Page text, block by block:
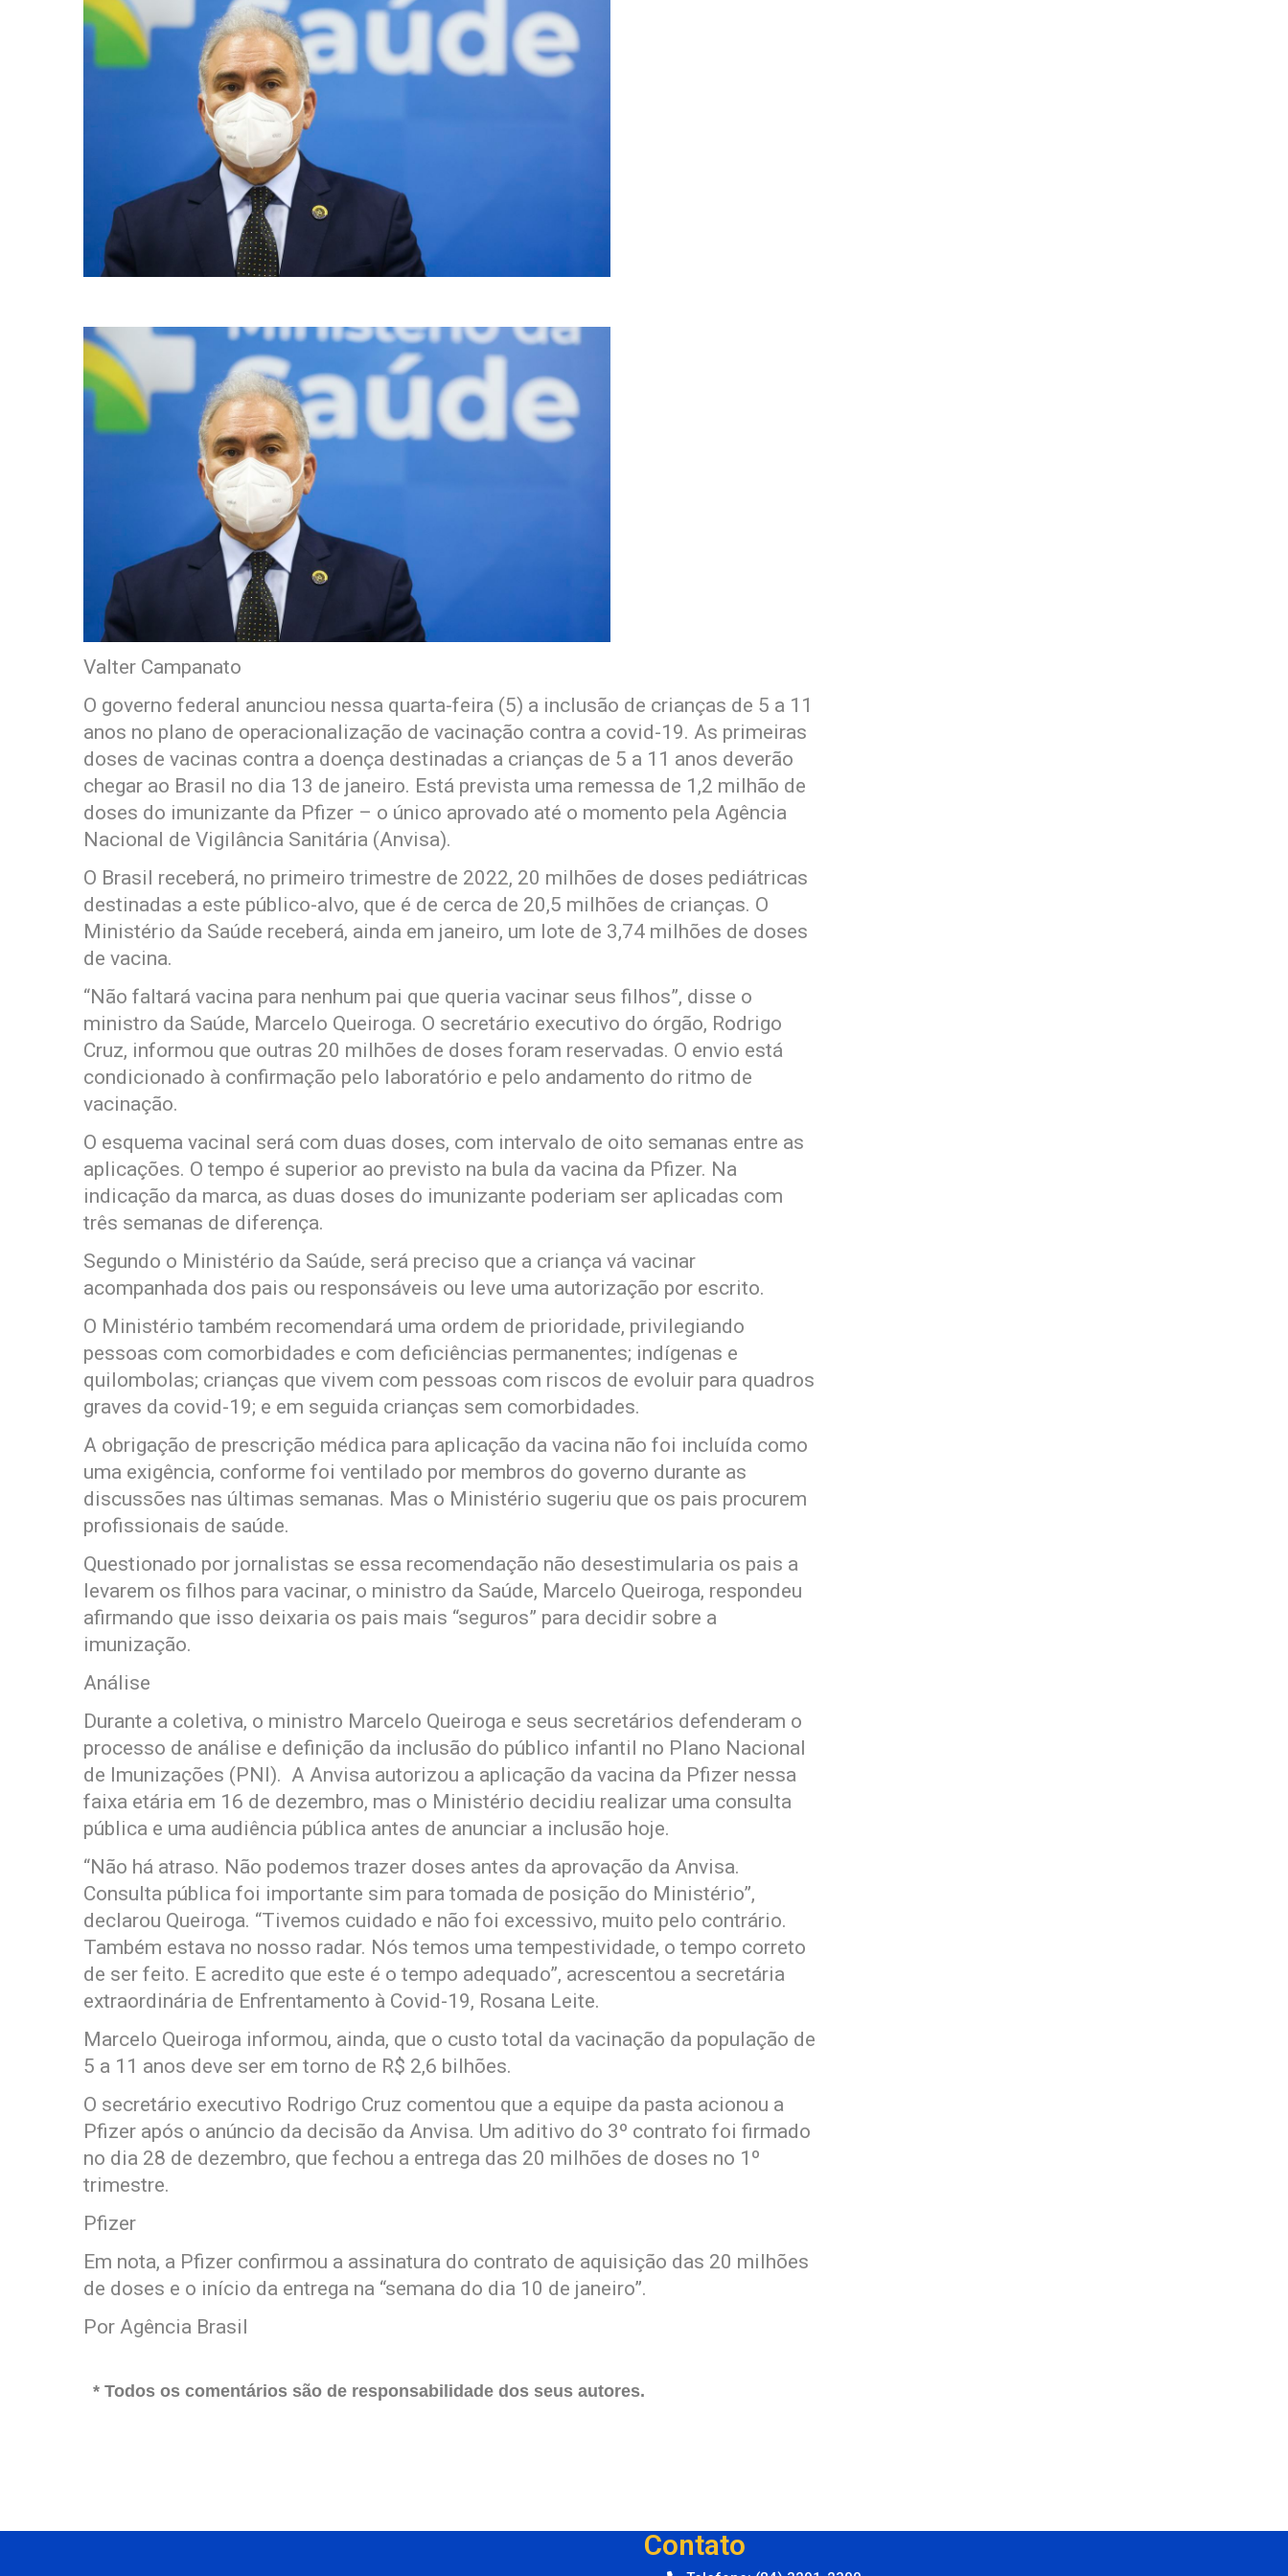
Valter Campanato
O governo federal anunciou nessa quarta-feira (5) a inclusão de crianças de 5 a 11
anos no plano de operacionalização de vacinação contra a covid-19. As primeiras
doses de vacinas contra a doença destinadas a crianças de 5 a 11 anos deverão
chegar ao Brasil no dia 13 de janeiro. Está prevista uma remessa de 1,2 milhão de
doses do imunizante da Pfizer – o único aprovado até o momento pela Agência
Nacional de Vigilância Sanitária (Anvisa).
O Brasil receberá, no primeiro trimestre de 2022, 20 milhões de doses pediátricas
destinadas a este público-alvo, que é de cerca de 20,5 milhões de crianças. O
Ministério da Saúde receberá, ainda em janeiro, um lote de 3,74 milhões de doses
de vacina.
“Não faltará vacina para nenhum pai que queria vacinar seus filhos”, disse o
ministro da Saúde, Marcelo Queiroga. O secretário executivo do órgão, Rodrigo
Cruz, informou que outras 20 milhões de doses foram reservadas. O envio está
condicionado à confirmação pelo laboratório e pelo andamento do ritmo de
vacinação.
O esquema vacinal será com duas doses, com intervalo de oito semanas entre as
aplicações. O tempo é superior ao previsto na bula da vacina da Pfizer. Na
indicação da marca, as duas doses do imunizante poderiam ser aplicadas com
três semanas de diferença.
Segundo o Ministério da Saúde, será preciso que a criança vá vacinar
acompanhada dos pais ou responsáveis ou leve uma autorização por escrito.
O Ministério também recomendará uma ordem de prioridade, privilegiando
pessoas com comorbidades e com deficiências permanentes; indígenas e
quilombolas; crianças que vivem com pessoas com riscos de evoluir para quadros
graves da covid-19; e em seguida crianças sem comorbidades.
A obrigação de prescrição médica para aplicação da vacina não foi incluída como
uma exigência, conforme foi ventilado por membros do governo durante as
discussões nas últimas semanas. Mas o Ministério sugeriu que os pais procurem
profissionais de saúde.
Questionado por jornalistas se essa recomendação não desestimularia os pais a
levarem os filhos para vacinar, o ministro da Saúde, Marcelo Queiroga, respondeu
afirmando que isso deixaria os pais mais “seguros” para decidir sobre a
imunização.
Análise
Durante a coletiva, o ministro Marcelo Queiroga e seus secretários defenderam o
processo de análise e definição da inclusão do público infantil no Plano Nacional
de Imunizações (PNI). A Anvisa autorizou a aplicação da vacina da Pfizer nessa
faixa etária em 16 de dezembro, mas o Ministério decidiu realizar uma consulta
pública e uma audiência pública antes de anunciar a inclusão hoje.
“Não há atraso. Não podemos trazer doses antes da aprovação da Anvisa.
Consulta pública foi importante sim para tomada de posição do Ministério”,
declarou Queiroga. “Tivemos cuidado e não foi excessivo, muito pelo contrário.
Também estava no nosso radar. Nós temos uma tempestividade, o tempo correto
de ser feito. E acredito que este é o tempo adequado”, acrescentou a secretária
extraordinária de Enfrentamento à Covid-19, Rosana Leite.
Marcelo Queiroga informou, ainda, que o custo total da vacinação da população de
5 a 11 anos deve ser em torno de R$ 2,6 bilhões.
O secretário executivo Rodrigo Cruz comentou que a equipe da pasta acionou a
Pfizer após o anúncio da decisão da Anvisa. Um aditivo do 3º contrato foi firmado
no dia 28 de dezembro, que fechou a entrega das 20 milhões de doses no 1º
trimestre.
Pfizer
Em nota, a Pfizer confirmou a assinatura do contrato de aquisição das 20 milhões
de doses e o início da entrega na “semana do dia 10 de janeiro”.
Por Agência Brasil
* Todos os comentários são de responsabilidade dos seus autores.
Contato